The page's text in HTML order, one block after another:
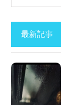
最新記事